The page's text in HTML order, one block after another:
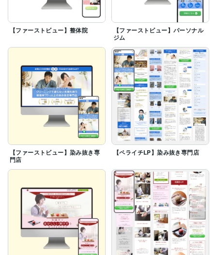
【ファーストビュー】整体院
【ファーストビュー】パーソナル
ジム
【ファーストビュー】染み抜き専
門店
【ペライチLP】染み抜き専門店